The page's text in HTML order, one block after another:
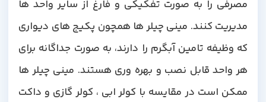
مصرفی را به صورت تفکیکی و فارغ از سایر واحد ها
مدیریت کنند. مینی چیلر ها همچون پکیج های دیواری
که وظیفه تامین آبگرم را دارند، به صورت جداگانه برای
هر واحد قابل نصب و بهره وری هستند. مینی چیلر ها
ممکن است در مقایسه با کولر ابی ، کولر گازی و داکت